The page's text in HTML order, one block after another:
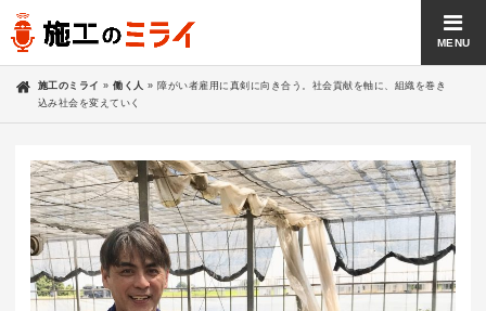
MENU
施工のミライ »働く人 » 障がい者雇用に真剣に向き合う。社会貢献を軸に、組織を巻き
込み社会を変えていく